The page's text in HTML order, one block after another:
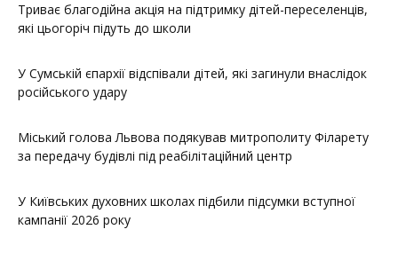
Триває благодійна акція на підтримку дітей-переселенців,
які цьогоріч підуть до школи
У Сумській єпархії відспівали дітей, які загинули внаслідок
російського удару
Міський голова Львова подякував митрополиту Філарету
за передачу будівлі під реабілітаційний центр
У Київських духовних школах підбили підсумки вступної
кампанії 2026 року